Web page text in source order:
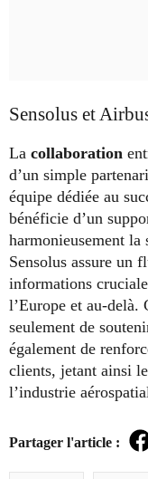
Sensolus et
La collaboration
d’un simple
équipe dédiée au
bénéficie d’un
harmonieusement
Sensolus assure un
informations
l’Europe et au-delà.
seulement de
également de
clients, jetant ainsi
l’industrie
Partager l'article :